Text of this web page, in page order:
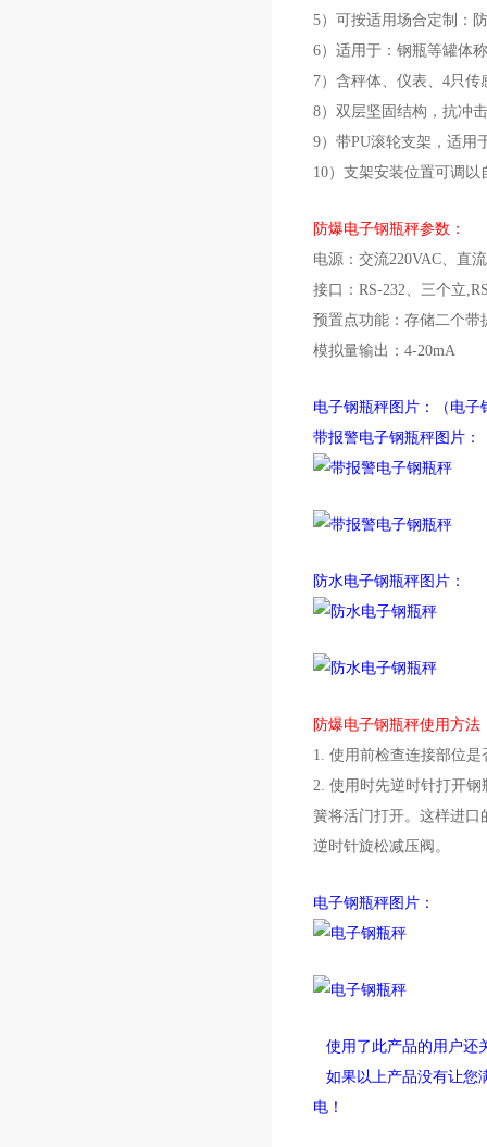
5）可按适用场合定制：
6）适用于：钢瓶等罐体
7）含秤体、仪表、4只
8）双层坚固结构，抗冲
9）带PU滚轮支架，适用
10）支架安装位置可调
防爆电子钢瓶秤参数：
电源：交流220VAC、直
接口：RS-232、三个立
预置点功能：存储二个带
模拟量输出：4-20mA
电子钢瓶秤图片：（ 电子
带报警电子钢瓶秤图片：
防水电子钢瓶秤图片：
防爆电子钢瓶秤使用方法
1. 使用前检查连接部位
2. 使用时先逆时针打开
簧将活门打开。这样进口
逆时针旋松减压阀。
电子钢瓶秤图片：
使用了此产品的用户还
如果以上产品没有让您
电！